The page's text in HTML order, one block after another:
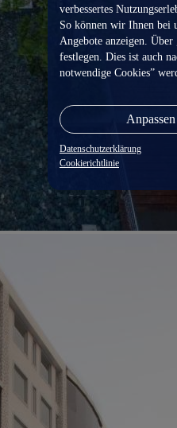
verbessertes
So können wir Ihnen bei
Angebote anzeigen. Über
festlegen. Dies ist auch
notwendige Cookies”
Anpassen
Datenschutzerklärung
Cookierichtlinie